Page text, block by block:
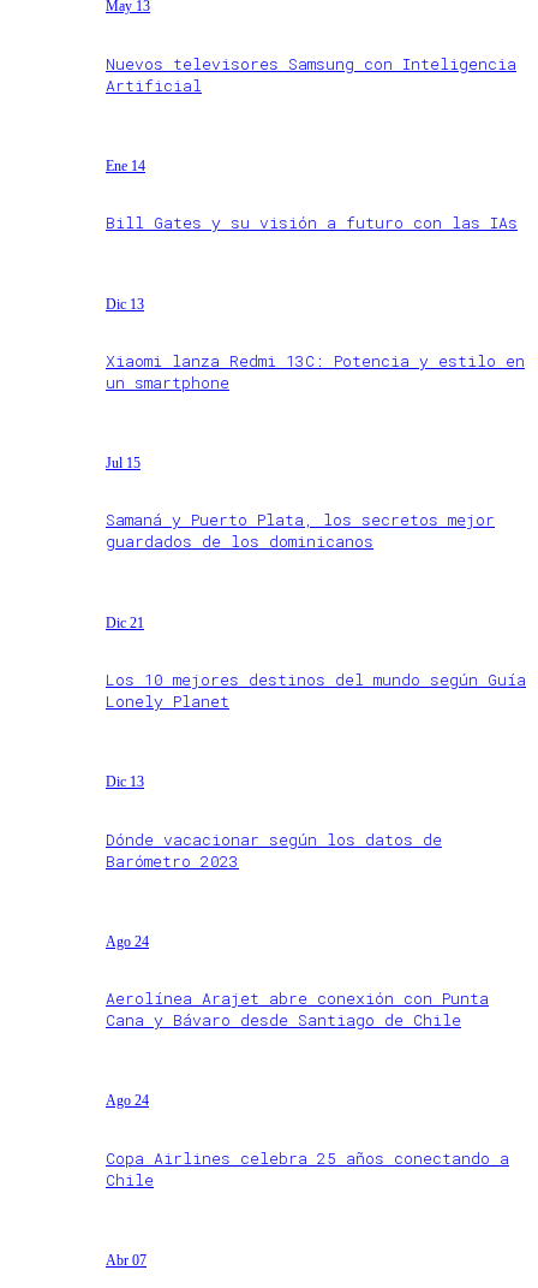
May 13
Nuevos televisores Samsung con Inteligencia
Artificial
Ene 14
Bill Gates y su visión a futuro con las IAs
Dic 13
Xiaomi lanza Redmi 13C: Potencia y estilo en
un smartphone
Jul 15
Samaná y Puerto Plata, los secretos mejor
guardados de los dominicanos
Dic 21
Los 10 mejores destinos del mundo según Guía
Lonely Planet
Dic 13
Dónde vacacionar según los datos de
Barómetro 2023
Ago 24
Aerolínea Arajet abre conexión con Punta
Cana y Bávaro desde Santiago de Chile
Ago 24
Copa Airlines celebra 25 años conectando a
Chile
Abr 07